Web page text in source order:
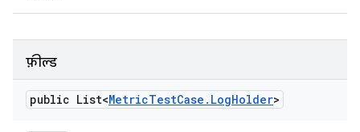
फ़ील्ड
public List<MetricTestCase . LogHolder>